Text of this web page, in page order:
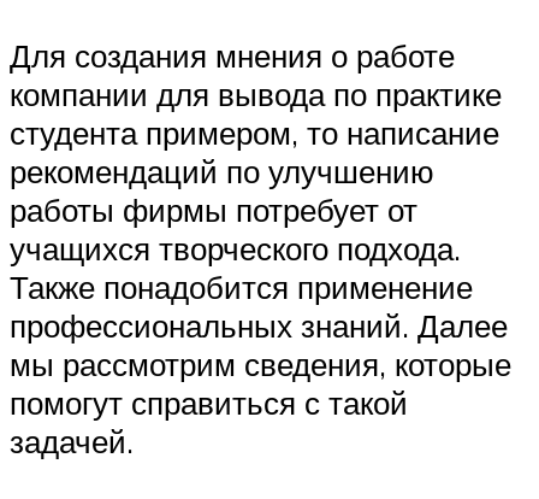
Для создания мнения о работе
компании для вывода по практике
студента примером, то написание
рекомендаций по улучшению
работы фирмы потребует от
учащихся творческого подхода.
Также понадобится применение
профессиональных знаний. Далее
мы рассмотрим сведения, которые
помогут справиться с такой
задачей.